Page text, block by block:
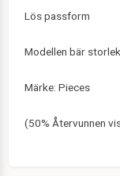
Lös passform
Modellen bär
Märke: Pieces
(50% Återvunnen